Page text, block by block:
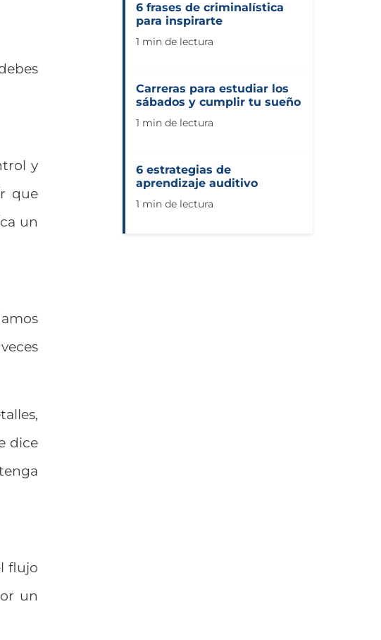
y
que
un
dice
flujo
un
6 frases de criminalística
para inspirarte
1 min de lectura
Carreras para estudiar los
sábados y cumplir tu sueño
1 min de lectura
6 estrategias de
aprendizaje auditivo
1 min de lectura